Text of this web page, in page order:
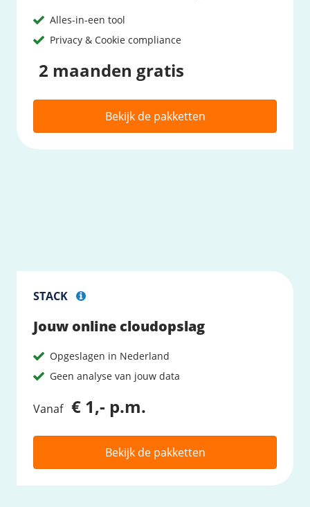
Alles-in-een tool
Privacy & Cookie compliance
2 maanden gratis
Bekijk de pakketten
STACK
Jouw online cloudopslag
Opgeslagen in Nederland
Geen analyse van jouw data
Vanaf € 1,- p.m.
Bekijk de pakketten